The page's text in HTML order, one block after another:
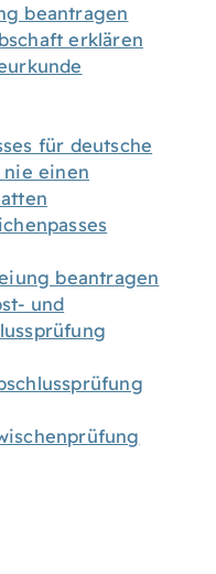
beantragen
erklären
für deutsche
nie einen
beantragen
und